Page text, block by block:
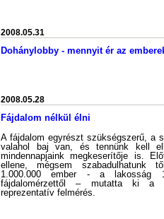
2008.05.31
Dohánylobby - mennyit ér az
2008.05.28
Fájdalom nélkül élni
A fájdalom egyrészt szükségszerű, a
valahol baj van, és tennünk kell
mindennapjaink megkeserítője is.
ellene, mégsem szabadulhatunk
1.000.000 ember - a lakosság
fájdalomérzettől – mutatta ki a
reprezentatív felmérés.